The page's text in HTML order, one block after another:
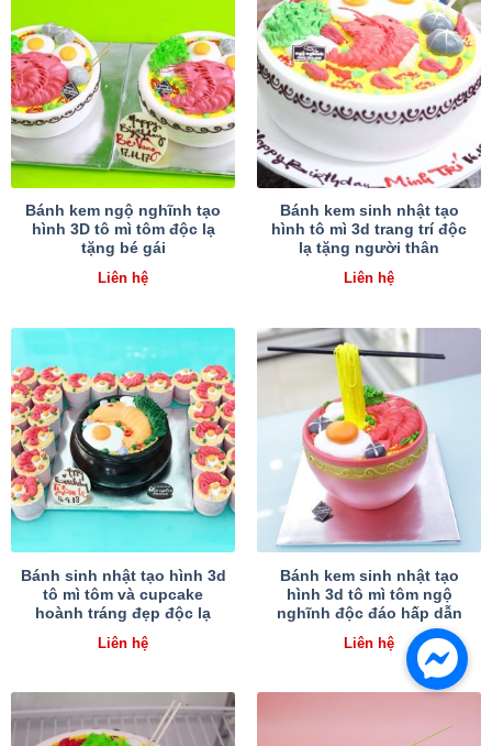
Bánh kem ngộ nghĩnh tạo
hình 3D tô mì tôm độc lạ
tặng bé gái
Liên hệ
Bánh kem sinh nhật tạo
hình tô mì 3d trang trí độc
lạ tặng người thân
Liên hệ
Bánh sinh nhật tạo hình 3d
tô mì tôm và cupcake
hoành tráng đẹp độc lạ
Liên hệ
Bánh kem sinh nhật tạo
hình 3d tô mì tôm ngộ
nghĩnh độc đáo hấp dẫn
Liên hệ